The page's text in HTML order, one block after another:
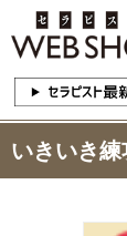
いきいき練